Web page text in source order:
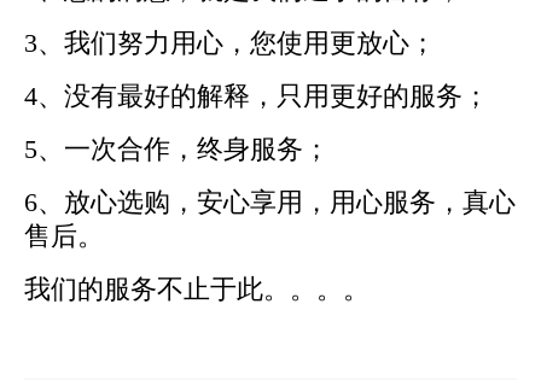
3、我们努力用心，您使用更放心；
4、没有最好的解释，只用更好的服务；
5、一次合作，终身服务；
6、放心选购，安心享用，用心服务，真心
售后。
我们的服务不止于此。。。。